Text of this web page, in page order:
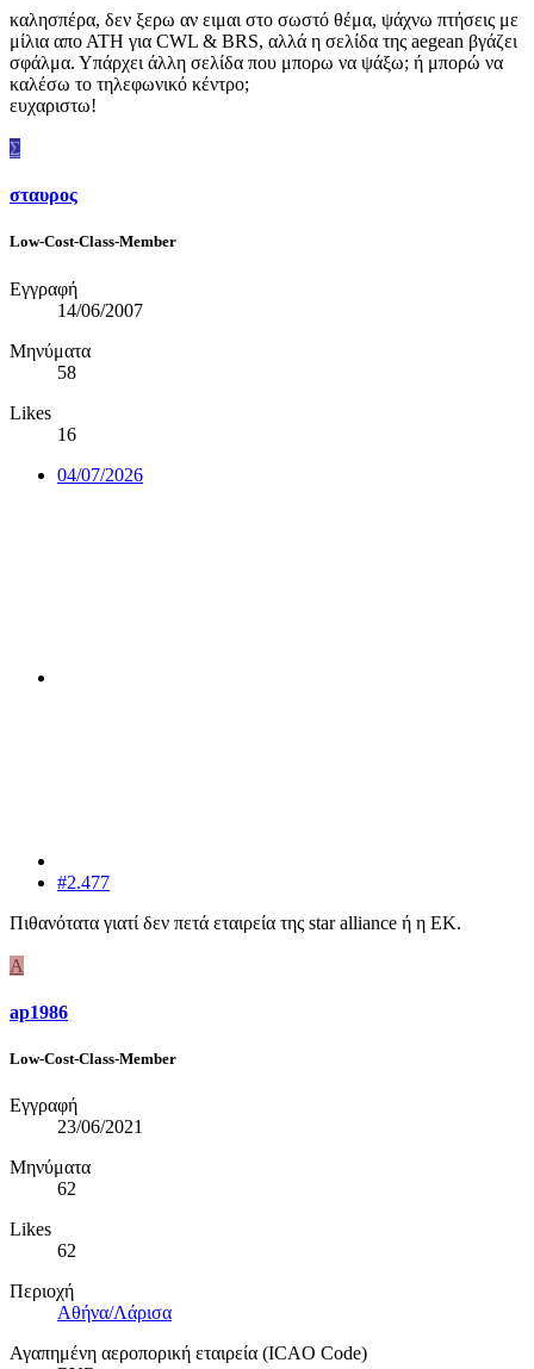
καλησπέρα, δεν ξερω αν ειμαι στο σωστό θέμα, ψάχνω πτήσεις με
μίλια απο ΑΤΗ για CWL & BRS, αλλά η σελίδα της aegean βγάζει
σφάλμα. Υπάρχει άλλη σελίδα που μπορω να ψάξω; ή μπορώ να
καλέσω το τηλεφωνικό κέντρο;
ευχαριστω!
Σ
σταυρος
Low-Cost-Class-Member
Εγγραφή
14/06/2007
Μηνύματα
58
Likes
16
04/07/2026
#2.477
Πιθανότατα γιατί δεν πετά εταιρεία της star alliance ή η ΕΚ.
A
ap1986
Low-Cost-Class-Member
Εγγραφή
23/06/2021
Μηνύματα
62
Likes
62
Περιοχή
Αθήνα/Λάρισα
Αγαπημένη αεροπορική εταιρεία (ICAO Code)